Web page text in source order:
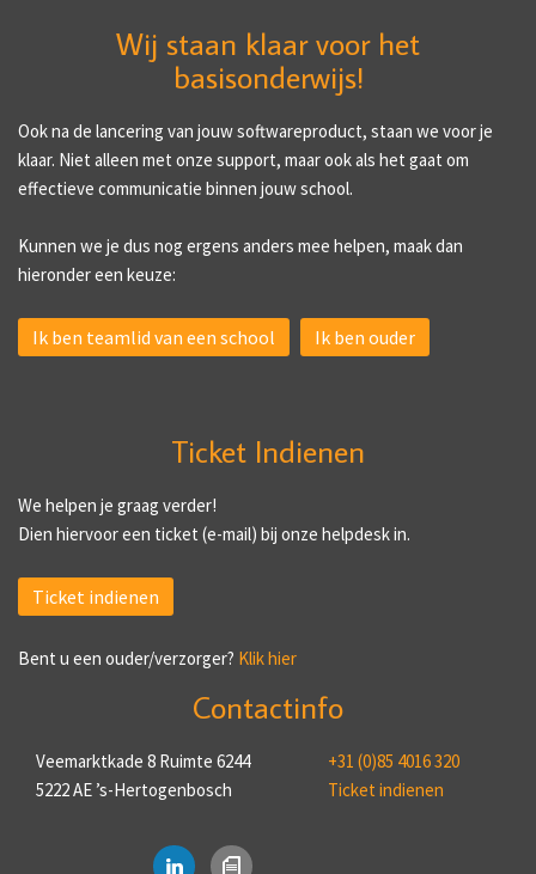
Wij staan klaar voor het
basisonderwijs!
Ook na de lancering van jouw softwareproduct, staan we voor je
klaar. Niet alleen met onze support, maar ook als het gaat om
effectieve communicatie binnen jouw school.
Kunnen we je dus nog ergens anders mee helpen, maak dan
hieronder een keuze:
Ik ben teamlid van een school Ik ben ouder
Ticket Indienen
We helpen je graag verder!
Dien hiervoor een ticket (e-mail) bij onze helpdesk in.
Ticket indienen
Bent u een ouder/verzorger? Klik hier
Contactinfo
Veemarktkade 8 Ruimte 6244
5222 AE ’s-Hertogenbosch
+31 (0)85 4016 320
Ticket indienen